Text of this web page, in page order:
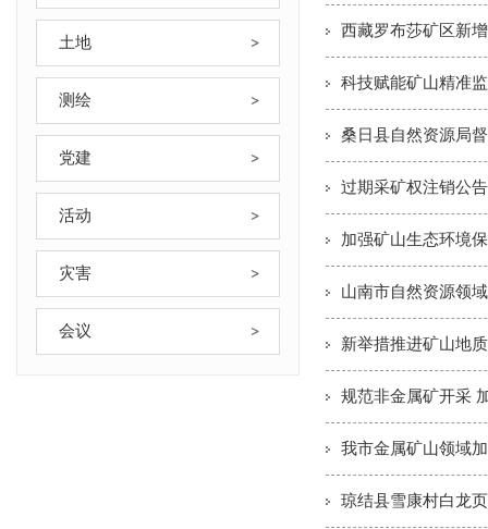
土地
测绘
党建
活动
灾害
会议
西藏罗布莎矿区新
科技赋能矿山精准
桑日县自然资源局
过期采矿权注销公告
加强矿山生态环境
山南市自然资源领
新举措推进矿山地
规范非金属矿开采
我市金属矿山领域
琼结县雪康村白龙